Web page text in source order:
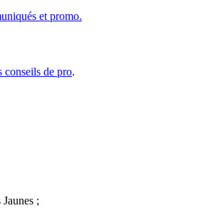
et promo.
conseils de pro.
;